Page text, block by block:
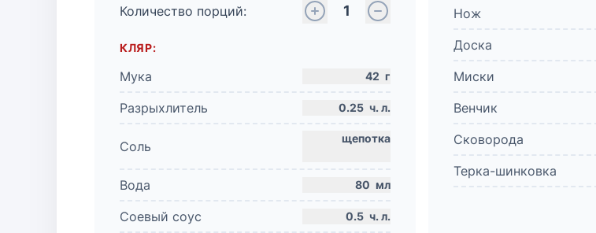
Количество порций:
1
КЛЯР:
Мука 42 г
Разрыхлитель 0.25 ч. л.
Соль
Вода 80 мл
Соевый соус 0.5 ч. л.
Нож
Доска
Миски
Венчик
Сковорода
Терка-шинковка